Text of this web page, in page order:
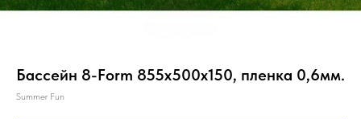
Бассейн 8-Form 855x500х150, пленка 0,6мм.
Summer Fun